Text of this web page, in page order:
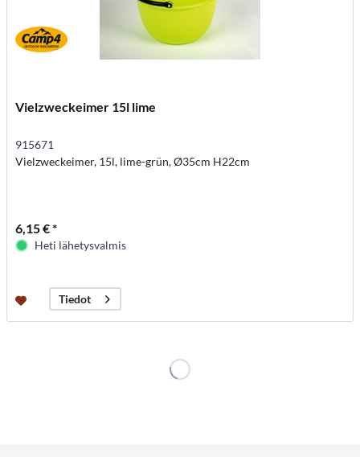
Vielzweckeimer 15l lime
915671
Vielzweckeimer, 15l, lime-grün, Ø35cm H22cm
6,15 € *
Heti lähetysvalmis
Tiedot